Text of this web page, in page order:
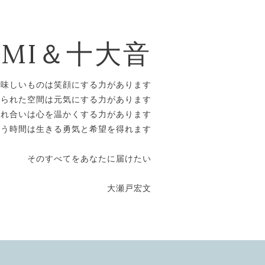
＆十大音
しいものは笑顔にする力があります
れた空間は元気にする力があります
合いは心を温かくする力があります
時間は生きる勇気と希望を得れます
そのすべてをあなたに届けたい
大瀬戸宏文